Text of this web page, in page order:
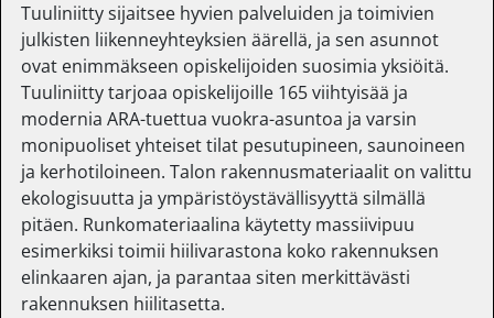
Tuuliniitty sijaitsee hyvien palveluiden ja toimivien
julkisten liikenneyhteyksien äärellä, ja sen asunnot
ovat enimmäkseen opiskelijoiden suosimia yksiöitä.
Tuuliniitty tarjoaa opiskelijoille 165 viihtyisää ja
modernia ARA-tuettua vuokra-asuntoa ja varsin
monipuoliset yhteiset tilat pesutupineen, saunoineen
ja kerhotiloineen. Talon rakennusmateriaalit on valittu
ekologisuutta ja ympäristöystävällisyyttä silmällä
pitäen. Runkomateriaalina käytetty massiivipuu
esimerkiksi toimii hiilivarastona koko rakennuksen
elinkaaren ajan, ja parantaa siten merkittävästi
rakennuksen hiilitasetta.